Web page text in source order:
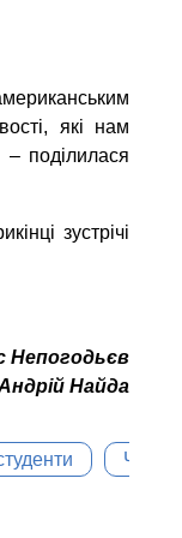
які нам
поділилася
зустрічі
Непогодьєв
Найда
ЧНУ